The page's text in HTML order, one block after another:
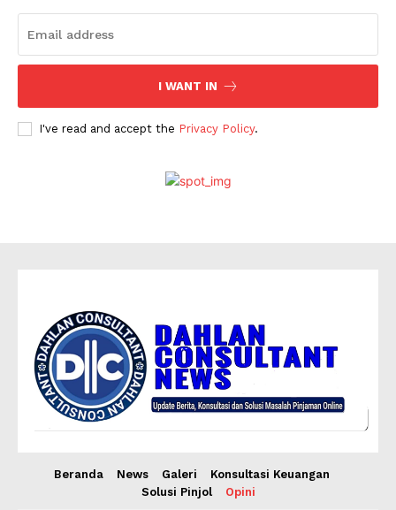
I WANT IN
I've read and accept the Privacy Policy.
Beranda News Galeri
Konsultasi Keuangan
Solusi Pinjol
Opini